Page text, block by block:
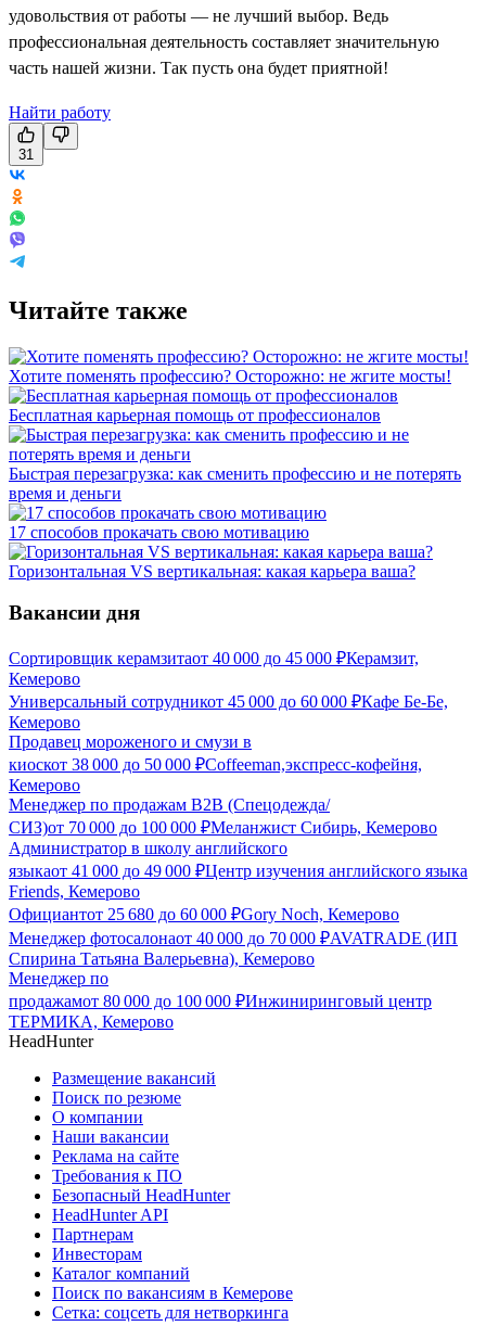
удовольствия от работы — не лучший выбор. Ведь
профессиональная деятельность составляет значительную
часть нашей жизни. Так пусть она будет приятной!
Найти работу
31
Читайте также
Хотите поменять профессию? Осторожно: не жгите мосты!
Бесплатная карьерная помощь от профессионалов
Быстрая перезагрузка: как сменить профессию и не потерять
время и деньги
17 способов прокачать свою мотивацию
Горизонтальная VS вертикальная: какая карьера ваша?
Вакансии дня
Сортировщик керамзитаот 40 000 до 45 000 ₽Керамзит,
Кемерово
Универсальный сотрудникот 45 000 до 60 000 ₽Кафе Бе-Бе,
Кемерово
Продавец мороженого и смузи в
киоскот 38 000 до 50 000 ₽Coffeeman,экспресс-кофейня,
Кемерово
Менеджер по продажам B2B (Спецодежда/
СИЗ)от 70 000 до 100 000 ₽Меланжист Сибирь, Кемерово
Администратор в школу английского
языкаот 41 000 до 49 000 ₽Центр изучения английского языка
Friends, Кемерово
Официантот 25 680 до 60 000 ₽Gory Noch, Кемерово
Менеджер фотосалонаот 40 000 до 70 000 ₽AVATRADE (ИП
Спирина Татьяна Валерьевна), Кемерово
Менеджер по
продажамот 80 000 до 100 000 ₽Инжиниринговый центр
ТЕРМИКА, Кемерово
HeadHunter
Размещение вакансий
Поиск по резюме
О компании
Наши вакансии
Реклама на сайте
Требования к ПО
Безопасный HeadHunter
HeadHunter API
Партнерам
Инвесторам
Каталог компаний
Поиск по вакансиям в Кемерове
Сетка: соцсеть для нетворкинга